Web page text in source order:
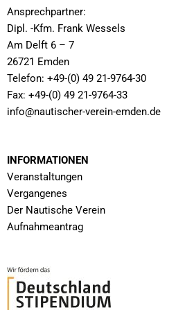
Ansprechpartner:
Dipl. -Kfm. Frank Wessels
Am Delft 6 – 7
26721 Emden
Telefon: +49-(0) 49 21-9764-30
Fax: +49-(0) 49 21-9764-33
info@nautischer-verein-emden.de
INFORMATIONEN
Veranstaltungen
Vergangenes
Der Nautische Verein
Aufnahmeantrag